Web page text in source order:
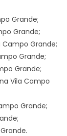
Grande;
Grande;
Grande;
Grande;
Grande;
Vila Campo
Grande;